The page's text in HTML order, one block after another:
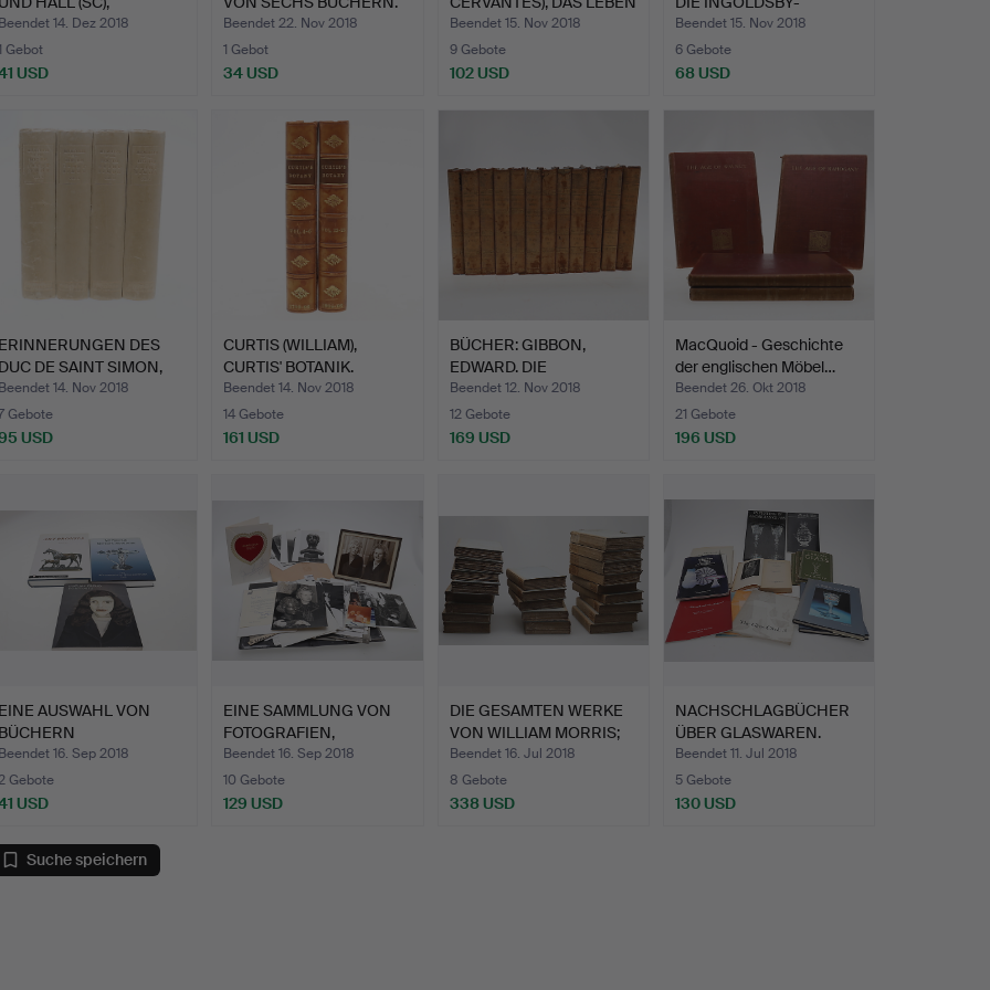
HERRENH…
Beendet 14. Dez 2018
Gebot
USD
Beendet 22. Nov 2018
1 Gebot
34 USD
…
Beendet 15. Nov 2018
9 Gebote
102 USD
LEGENDEN…
Beendet 15. Nov 2018
6 Gebote
68 USD
ERINNERUNGEN DES
DUC DE SAINT SIMON,
1899,…
Beendet 14. Nov 2018
Gebote
USD
CURTIS (WILLIAM),
CURTIS' BOTANIK.
Beendet 14. Nov 2018
14 Gebote
161 USD
BÜCHER: GIBBON,
EDWARD. DIE
GESCHICHTE DES…
Beendet 12. Nov 2018
12 Gebote
169 USD
MacQuoid - Geschichte
der englischen Möbel…
Beendet 26. Okt 2018
21 Gebote
196 USD
EINE AUSWAHL VON
BÜCHERN
HAUPTSÄCHLICH ÜBE…
Beendet 16. Sep 2018
Gebote
USD
EINE SAMMLUNG VON
FOTOGRAFIEN,
ZEITUNGSAUS…
Beendet 16. Sep 2018
10 Gebote
129 USD
DIE GESAMTEN WERKE
VON WILLIAM MORRIS;
Mor…
Beendet 16. Jul 2018
8 Gebote
338 USD
NACHSCHLAGBÜCHER
ÜBER GLASWAREN.
Beendet 11. Jul 2018
5 Gebote
130 USD
Suche speichern